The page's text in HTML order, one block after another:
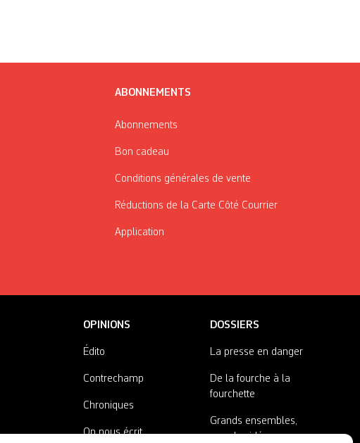
ABONNEMENTS
Abonnements
Bon cadeau
Conditions générales de vente
Réductions de la Carte Côté Courrier
Application
OPINIONS
Édito
Contrechamp
Chroniques
On nous écrit
DOSSIERS
La presse en danger
De la fourche à la
fourchette
Grands ensembles,
grandes idées